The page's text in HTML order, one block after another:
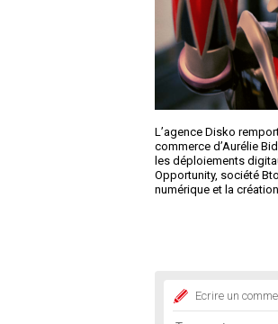
L’agence Disko
commerce d’Aurélie
les déploiements
Opportunity, société
numérique et la
Ecrire un